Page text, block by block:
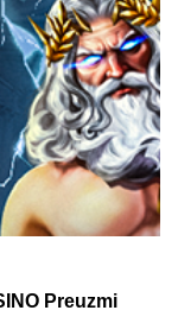
nestala: Posle
je kada je saznao